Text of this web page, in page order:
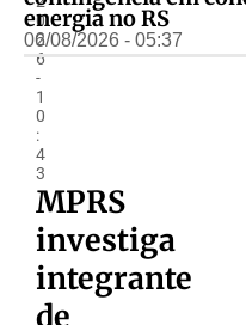
0
2
6
-
1
0
:
4
3
MPRS
investiga
integrante
de
energia no RS
06/08/2026 - 05:37